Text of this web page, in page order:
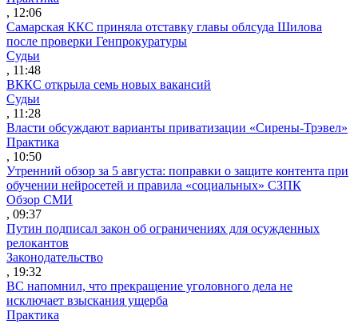
, 12:06
Самарская ККС приняла отставку главы облсуда Шилова
после проверки Генпрокуратуры
Судьи
, 11:48
ВККС открыла семь новых вакансий
Судьи
, 11:28
Власти обсуждают варианты приватизации «Сирены-Трэвел»
Практика
, 10:50
Утренний обзор за 5 августа: поправки о защите контента при
обучении нейросетей и правила «социальных» СЗПК
Обзор СМИ
, 09:37
Путин подписал закон об ограничениях для осужденных
релокантов
Законодательство
, 19:32
ВС напомнил, что прекращение уголовного дела не
исключает взыскания ущерба
Практика